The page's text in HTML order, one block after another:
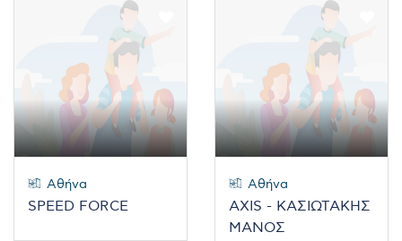
Αθήνα
SPEED FORCE
Αθήνα
AXIS - ΚΑΣΙΩΤΑΚΗΣ
ΜΑΝΟΣ